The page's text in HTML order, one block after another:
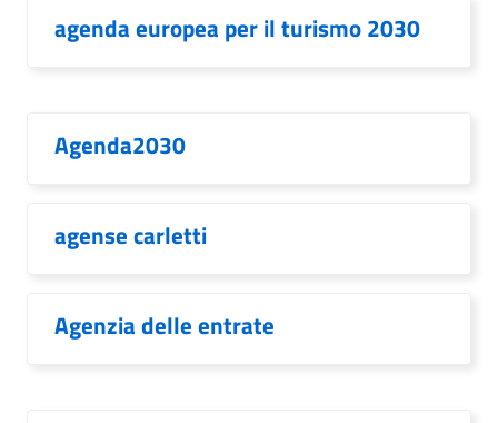
agenda europea per il turismo 2030
Agenda2030
agense carletti
Agenzia delle entrate